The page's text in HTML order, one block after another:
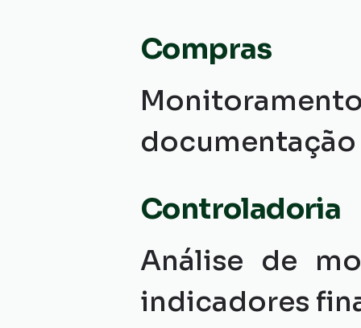
Compras
Controladoria
Análise de
indicadores